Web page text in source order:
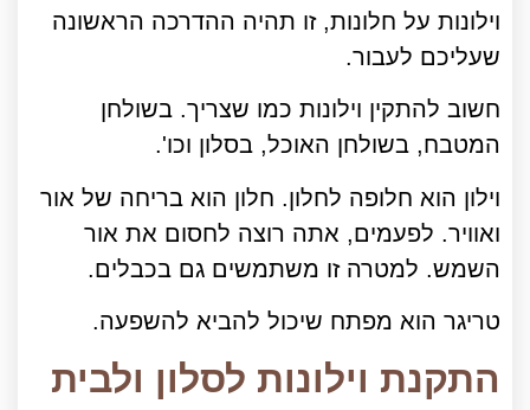
וילונות על חלונות, זו תהיה ההדרכה הראשונה
שעליכם לעבור.
חשוב להתקין וילונות כמו שצריך. בשולחן
המטבח, בשולחן האוכל, בסלון וכו'.
וילון הוא חלופה לחלון. חלון הוא בריחה של אור
ואוויר. לפעמים, אתה רוצה לחסום את אור
השמש. למטרה זו משתמשים גם בכבלים.
טריגר הוא מפתח שיכול להביא להשפעה.
התקנת וילונות לסלון ולבית